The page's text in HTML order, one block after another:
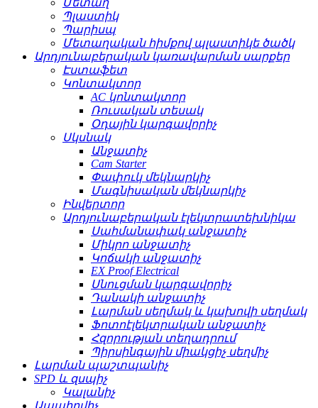
Մետաղ
Պլաստիկ
Պարիսպ
Մետաղական հիմքով պլաստիկե ծածկ
Արդյունաբերական կառավարման սարքեր
Էստաֆետ
Կոնտակտոր
AC կոնտակտոր
Ռուսական տեսակ
Օդային կարգավորիչ
Սկսնակ
Անջատիչ
Cam Starter
Փափուկ մեկնարկիչ
Մագնիսական մեկնարկիչ
Ինվերտոր
Արդյունաբերական էլեկտրատեխնիկա
Սահմանափակ անջատիչ
Միկրո անջատիչ
Կոճակի անջատիչ
EX Proof Electrical
Սնուցման կարգավորիչ
Դանակի անջատիչ
Լարման սեղմակ և կախովի սեղմակ
Ֆոտոէլեկտրական անջատիչ
Հզորության տեղադրում
Պիրսինգային միակցիչ սեղմիչ
Լարման պաշտպանիչ
SPD և զսպիչ
Կալանիչ